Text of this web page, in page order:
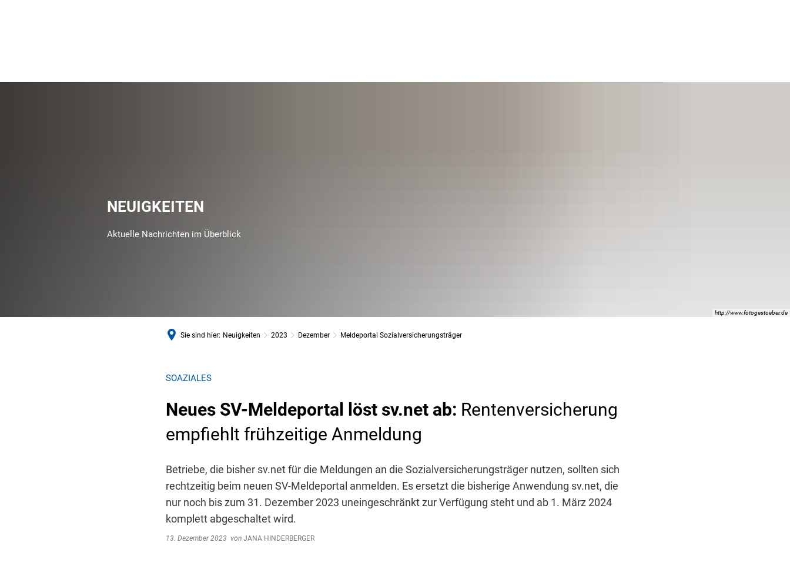
http://www.fotogestoeber.de
NEUIGKEITEN
Aktuelle Nachrichten im Überblick
Sie sind hier: Neuigkeiten 2023 Dezember Meldeportal Sozialversicherungsträger
SOAZIALES
Neues SV-Meldeportal löst sv.net ab: Rentenversicherung
empfiehlt frühzeitige Anmeldung
Betriebe, die bisher sv.net für die Meldungen an die Sozialversicherungsträger nutzen, sollten sich
rechtzeitig beim neuen SV-Meldeportal anmelden. Es ersetzt die bisherige Anwendung sv.net, die
nur noch bis zum 31. Dezember 2023 uneingeschränkt zur Verfügung steht und ab 1. März 2024
komplett abgeschaltet wird.
13. Dezember 2023 von JANA HINDERBERGER